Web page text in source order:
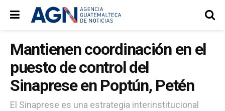
Mantienen coordinación en el
puesto de control del
Sinaprese en Poptún, Petén
El Sinaprese es una estrategia interinstitucional